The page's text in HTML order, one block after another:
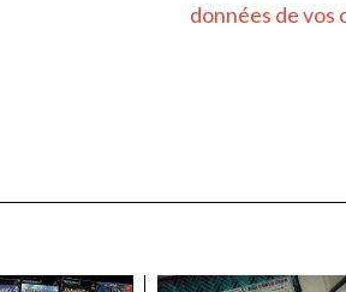
données de